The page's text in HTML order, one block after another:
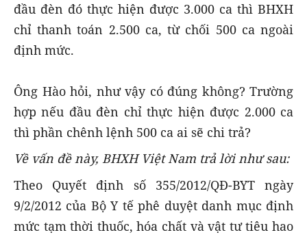
đầu đèn đó thực hiện được 3.000 ca thì BHXH
chỉ thanh toán 2.500 ca, từ chối 500 ca ngoài
định mức.
Ông Hào hỏi, như vậy có đúng không? Trường
hợp nếu đầu đèn chỉ thực hiện được 2.000 ca
thì phần chênh lệnh 500 ca ai sẽ chi trả?
Về vấn đề này, BHXH Việt Nam trả lời như sau:
Theo Quyết định số 355/2012/QĐ-BYT ngày
9/2/2012 của Bộ Y tế phê duyệt danh mục định
mức tạm thời thuốc, hóa chất và vật tư tiêu hao